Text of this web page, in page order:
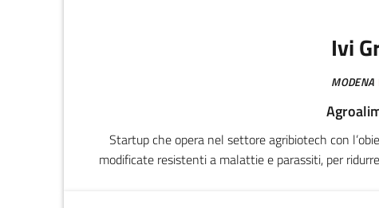
Ivi
MODENA
Startup che opera nel settore agribiotech con
modificate resistenti a malattie e parassiti, per